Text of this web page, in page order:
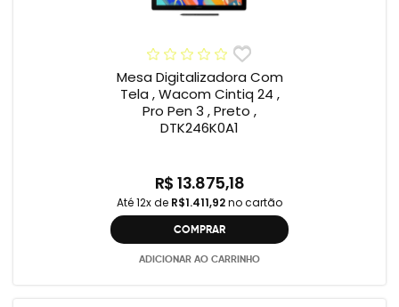
Mesa Digitalizadora Com
Tela , Wacom Cintiq 24 ,
Pro Pen 3 , Preto ,
DTK246K0A1
R$ 13.875,18
Até 12x de R$1.411,92no cartão
COMPRAR
ADICIONAR AO CARRINHO